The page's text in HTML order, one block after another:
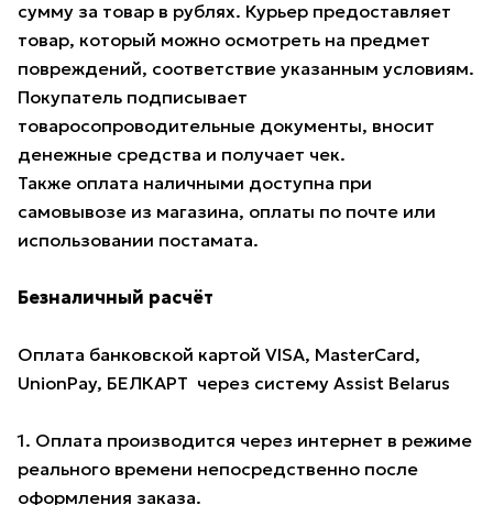
сумму за товар в рублях. Курьер предоставляет
товар, который можно осмотреть на предмет
повреждений, соответствие указанным условиям.
Покупатель подписывает
товаросопроводительные документы, вносит
денежные средства и получает чек.
Также оплата наличными доступна при
самовывозе из магазина, оплаты по почте или
использовании постамата.
Безналичный расчёт
Оплата банковской картой VISA, MasterCard,
UnionPay, БЕЛКАРТ через систему Assist Belarus
1. Оплата производится через интернет в режиме
реального времени непосредственно после
оформления заказа.